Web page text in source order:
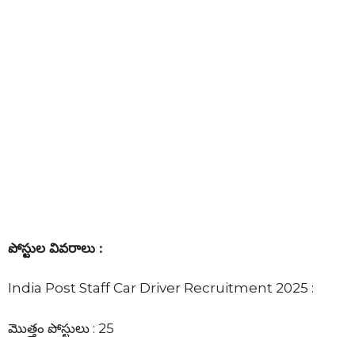
పోస్టుల వివరాలు :
India Post Staff Car Driver Recruitment 2025 :
మొత్తం పోస్టులు : 25